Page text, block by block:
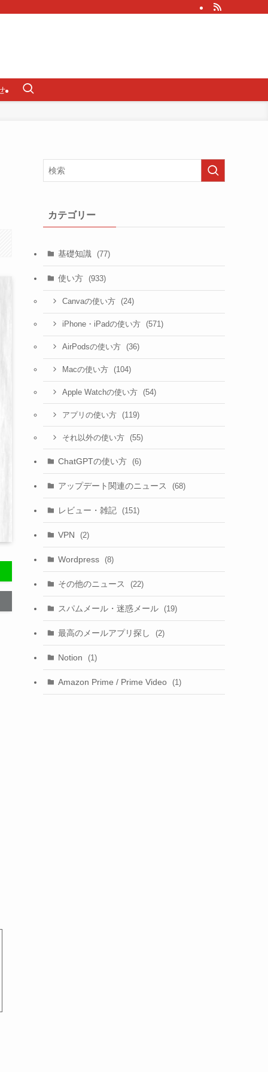
カテゴリー
基礎知識 (77)
使い方 (933)
Canvaの使い方 (24)
iPhone・iPadの使い方 (571)
AirPodsの使い方 (36)
Macの使い方 (104)
Apple Watchの使い方 (54)
アプリの使い方 (119)
それ以外の使い方 (55)
ChatGPTの使い方 (6)
アップデート関連のニュース (68)
レビュー・雑記 (151)
VPN (2)
Wordpress (8)
その他のニュース (22)
スパムメール・迷惑メール (19)
最高のメールアプリ探し (2)
Notion (1)
Amazon Prime / Prime Video (1)